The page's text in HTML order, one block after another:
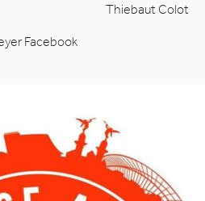
Thiebaut Colot
Facebook